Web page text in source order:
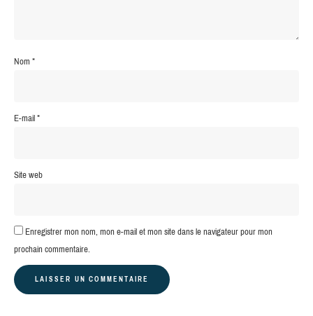
Nom*
E-mail*
Site web
Enregistrer mon nom, mon e-mail et mon site dans le navigateur pour mon
prochain commentaire.